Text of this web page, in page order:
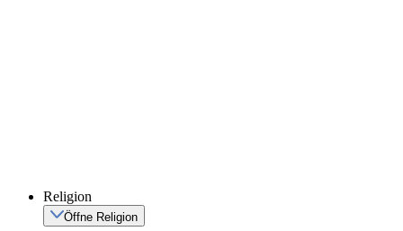
Religion
Öffne Religion